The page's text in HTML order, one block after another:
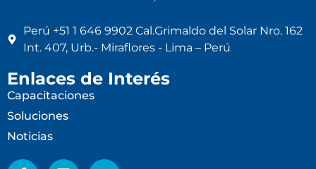
Perú +51 1 646 9902 Cal.Grimaldo del Solar Nro. 162
Int. 407, Urb.- Miraflores - Lima – Perú
Enlaces de Interés
Capacitaciones
Soluciones
Noticias